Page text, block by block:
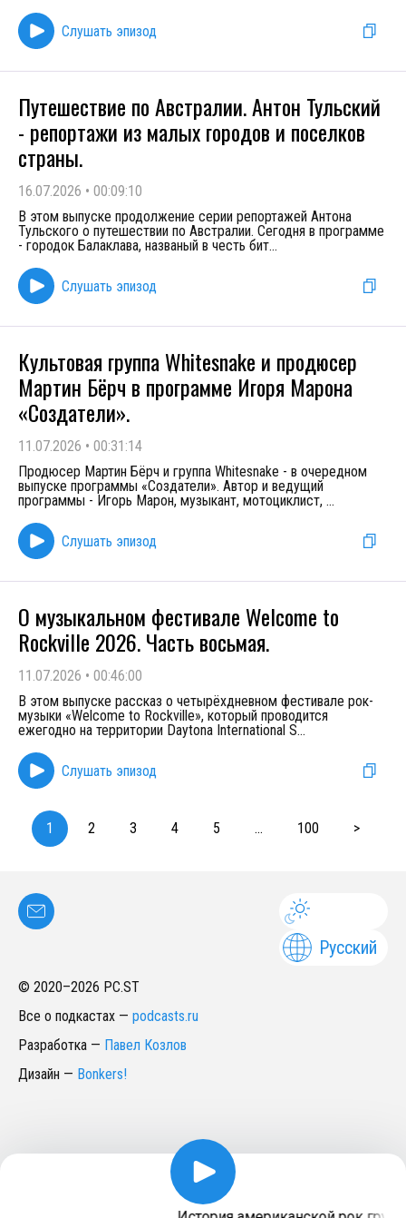
Слушать эпизод
Путешествие по Австралии. Антон Тульский
- репортажи из малых городов и поселков
страны.
16.07.2026 • 00:09:10
В этом выпуске продолжение серии репортажей Антона
Тульского о путешествии по Австралии. Сегодня в программе
- городок Балаклава, названый в честь бит...
Слушать эпизод
Культовая группа Whitesnake и продюсер
Мартин Бёрч в программе Игоря Марона
«Создатели».
11.07.2026 • 00:31:14
Продюсер Мартин Бёрч и группа Whitesnake - в очередном
выпуске программы «Создатели». Автор и ведущий
программы - Игорь Марон, музыкант, мотоциклист, ...
Слушать эпизод
О музыкальном фестивале Welcome to
Rockville 2026. Часть восьмая.
11.07.2026 • 00:46:00
В этом выпуске рассказ о четырёхдневном фестивале рок-
музыки «Welcome to Rockville», который проводится
ежегодно на территории Daytona International S...
Слушать эпизод
1 2 3 4 5 ... 100 >
Русский
© 2020–2026 PC.ST
Все о подкастах — podcasts.ru
Разработка — Павел Козлов
Дизайн — Bonkers!